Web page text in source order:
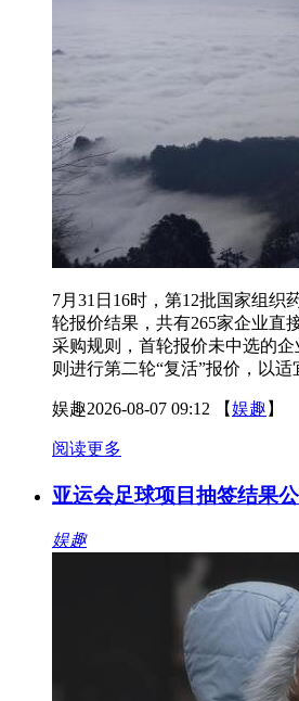
7月31日16时，第12批国家组织
轮报价结果，共有265家企业直
采购规则，首轮报价未中选的
则进行第二轮“复活”报价，以适
娱趣2026-08-07 09:12 【娱趣 】
阅读更多
亚运会足球项目抽签结果
娱趣